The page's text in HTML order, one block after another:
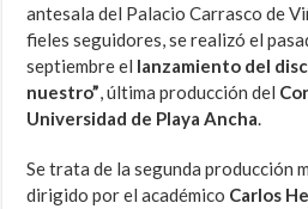
antesala del Palacio Carrasco de
fieles seguidores, se realizó el
septiembre el lanzamiento del
nuestro”, última producción del
Universidad de Playa Ancha.
Se trata de la segunda producción
dirigido por el académico Carlos